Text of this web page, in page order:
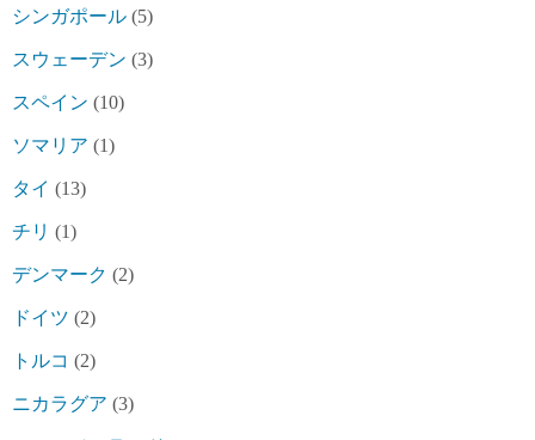
シンガポール (5)
スウェーデン (3)
スペイン (10)
ソマリア (1)
タイ (13)
チリ (1)
デンマーク (2)
ドイツ (2)
トルコ (2)
ニカラグア (3)